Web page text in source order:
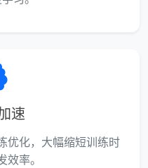
速
优化，大幅缩短训练时
效率。